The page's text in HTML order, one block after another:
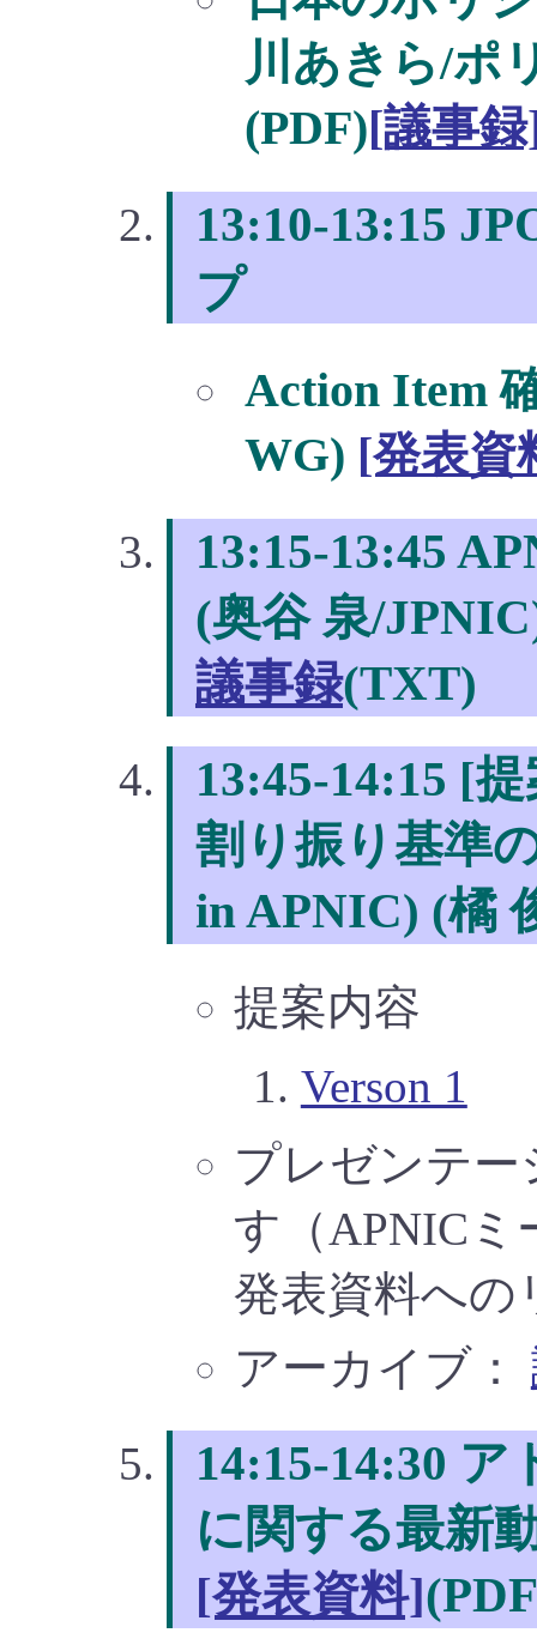
川あきら/ポ
(PDF)[議事
13:10-13:15
プ
Action Item
WG) [発表資
13:15-13:45
(奥谷 泉/
議事録(TXT)
13:45-14:15 [
割り振り基準
in APNIC) (橘
提案内容
Verson 1
プレゼンテ
す（APNICミ
発表資料への
アーカイブ：
14:15-14:30
に関する最新
[発表資料]